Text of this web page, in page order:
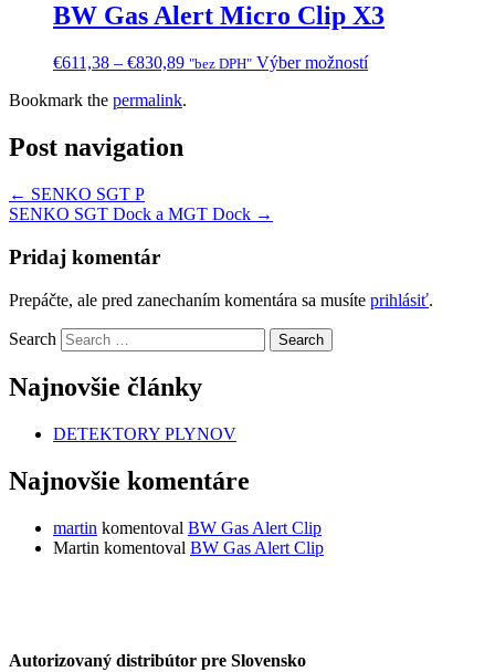
BW Gas Alert Micro Clip X3
€611,38 – €830,89 "bez DPH" Výber možností
Bookmark the permalink.
Post navigation
← SENKO SGT P
SENKO SGT Dock a MGT Dock →
Pridaj komentár
Prepáčte, ale pred zanechaním komentára sa musíte prihlásiť.
Search
Najnovšie články
DETEKTORY PLYNOV
Najnovšie komentáre
martin komentoval BW Gas Alert Clip
Martin komentoval BW Gas Alert Clip
Autorizovaný distribútor pre Slovensko